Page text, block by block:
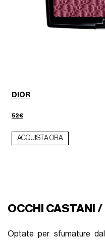
DIOR
52€
ACQUISTA ORA
OCCHI CASTANI /
Optate per sfumature